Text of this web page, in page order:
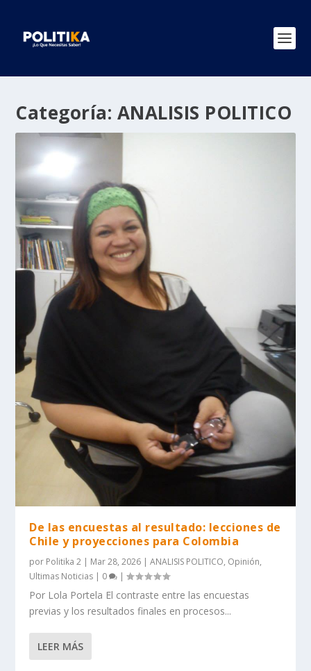
Categoría: ANALISIS POLITICO
De las encuestas al resultado: lecciones de
Chile y proyecciones para Colombia
por Politika 2 | Mar 28, 2026 |ANALISIS POLITICO, Opinión,
Ultimas Noticias | 0 |
Por Lola Portela El contraste entre las encuestas
previas y los resultados finales en procesos...
LEER MÁS